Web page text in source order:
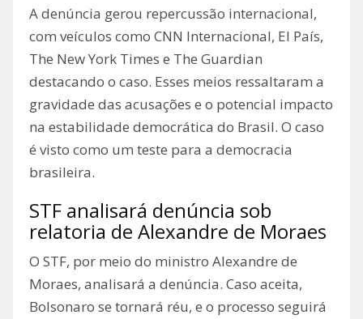
A denúncia gerou repercussão internacional,
com veículos como CNN Internacional, El País,
The New York Times e The Guardian
destacando o caso. Esses meios ressaltaram a
gravidade das acusações e o potencial impacto
na estabilidade democrática do Brasil. O caso
é visto como um teste para a democracia
brasileira.
STF analisará denúncia sob
relatoria de Alexandre de Moraes
O STF, por meio do ministro Alexandre de
Moraes, analisará a denúncia. Caso aceita,
Bolsonaro se tornará réu, e o processo seguirá